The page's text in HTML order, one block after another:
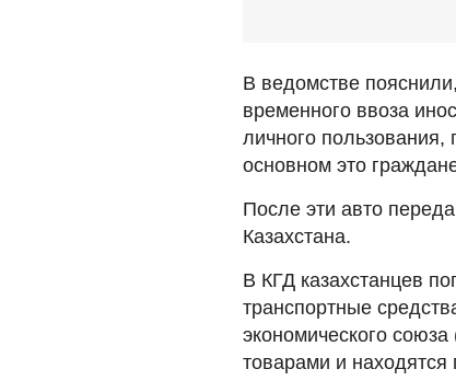
В ведомстве
временного ввоза
личного
основном это
После эти авто
Казахстана.
В КГД казахстанцев
транспортные
экономического
товарами и